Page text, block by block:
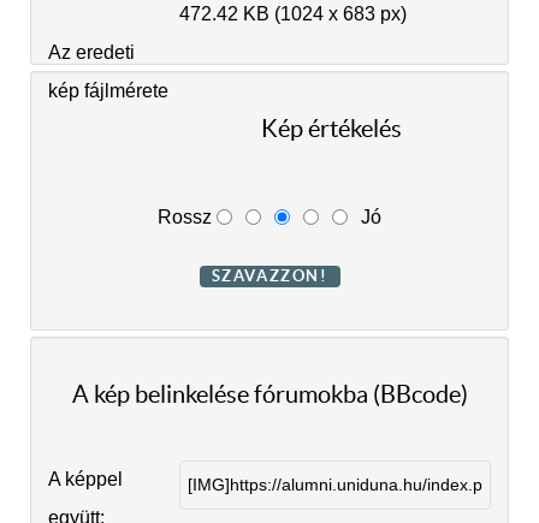
Az eredeti
kép fájlmérete
472.42 KB (1024 x 683 px)
Kép értékelés
Rossz Jó
A kép belinkelése fórumokba (BBcode)
A képpel
együtt: